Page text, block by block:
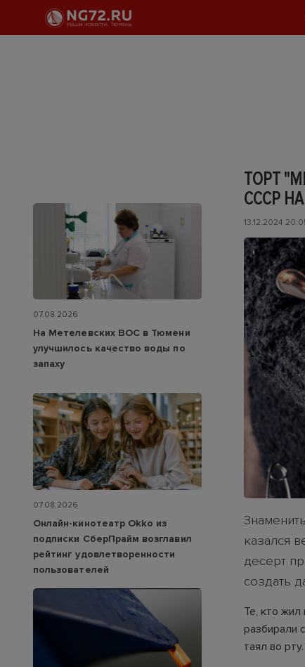
ТОРТ
СССР
13.12.2024
казался
десерт
создать
Те, кто
разбирали
таял во
07.08.2026
На Метелевских ВОС в Тюмени
улучшилось качество воды по
запаху
07.08.2026
Онлайн-кинотеатр Okko из
подписки СберПрайм возглавил
рейтинг удовлетворенности
пользователей